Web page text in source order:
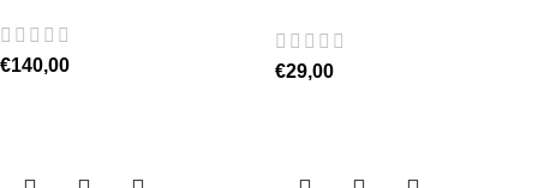
€140,00 €29,00